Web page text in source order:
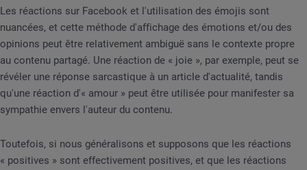
Les réactions sur Facebook et l'utilisation des émojis sont
nuancées, et cette méthode d'affichage des émotions et/ou des
opinions peut être relativement ambiguë sans le contexte propre
au contenu partagé. Une réaction de « joie », par exemple, peut se
révéler une réponse sarcastique à un article d'actualité, tandis
qu'une réaction d'« amour » peut être utilisée pour manifester sa
sympathie envers l'auteur du contenu.
Toutefois, si nous généralisons et supposons que les réactions
« positives » sont effectivement positives, et que les réactions